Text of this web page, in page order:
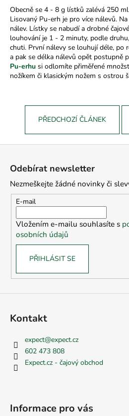
Obecně se 4 - 8 g lístků zalévá 250
Lisovaný Pu-erh je pro více nálevů.
nálev. Lístky se nabudí a drobné
louhování je 1 - 2 minuty, podle
chuti. První nálevy se louhují déle, po
a pak se délka nálevů opět postupně
Pu-erhu si odlomíte přiměřené
nožíkem či klasickým nožem s ostrou
PŘEDCHOZÍ ČLÁNEK
Odebírat newsletter
Nezmeškejte žádné novinky či
E-mail
Vložením e-mailu souhlasíte s
osobních údajů
PŘIHLÁSIT SE
Kontakt
expect@expect.cz
602 473 808
Expect.cz - čajový obchod
Informace pro vás